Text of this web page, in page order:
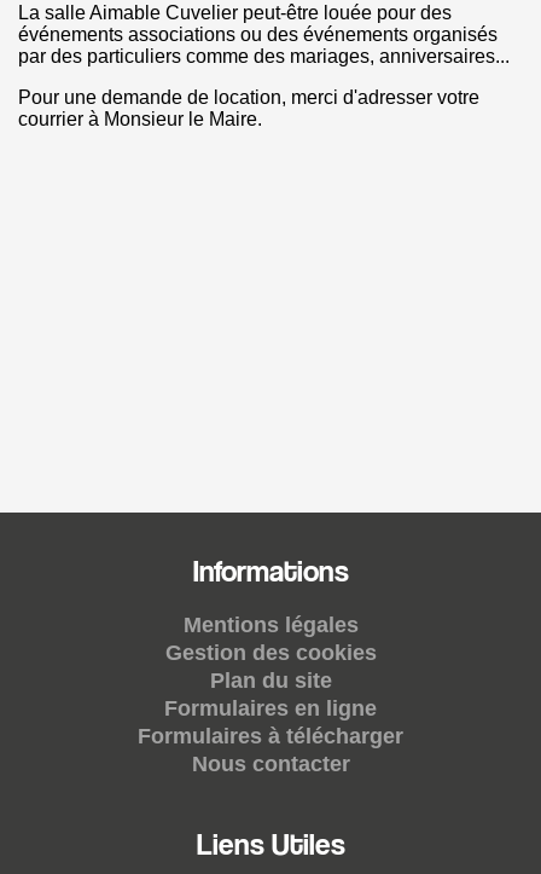
La salle Aimable Cuvelier peut-être louée pour des
événements associations ou des événements organisés
par des particuliers comme des mariages, anniversaires...
Pour une demande de location, merci d'adresser votre
courrier à Monsieur le Maire.
Informations
Mentions légales
Gestion des cookies
Plan du site
Formulaires en ligne
Formulaires à télécharger
Nous contacter
Liens Utiles